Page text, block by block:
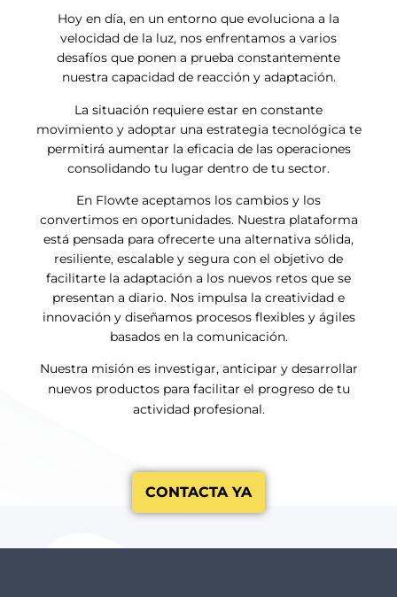
Hoy en día, en un entorno que evoluciona a la
velocidad de la luz, nos enfrentamos a varios
desafíos que ponen a prueba constantemente
nuestra capacidad de reacción y adaptación.
La situación requiere estar en constante
movimiento y adoptar una estrategia tecnológica te
permitirá aumentar la eficacia de las operaciones
consolidando tu lugar dentro de tu sector.
En Flowte aceptamos los cambios y los
convertimos en oportunidades. Nuestra plataforma
está pensada para ofrecerte una alternativa sólida,
resiliente, escalable y segura con el objetivo de
facilitarte la adaptación a los nuevos retos que se
presentan a diario. Nos impulsa la creatividad e
innovación y diseñamos procesos flexibles y ágiles
basados en la comunicación.
Nuestra misión es investigar, anticipar y desarrollar
nuevos productos para facilitar el progreso de tu
actividad profesional.
CONTACTA YA